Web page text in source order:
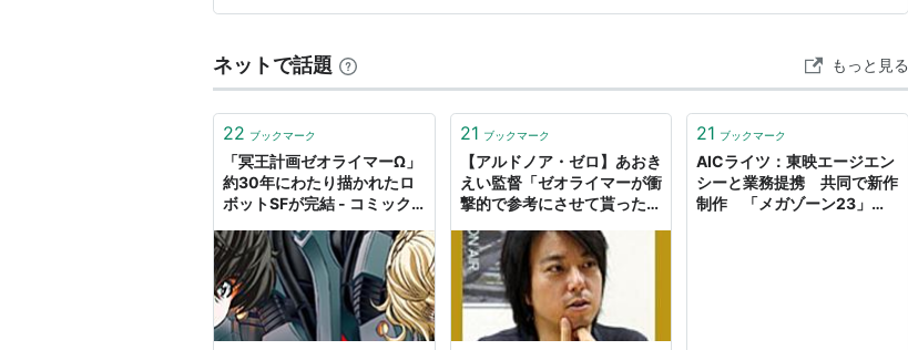
色…
ネットで話題 もっと見る
22 ブックマーク
「冥王計画ゼオライマーΩ」
約30年にわたり描かれたロ
ボットSFが完結 - コミック
21 ブックマーク
【アルドノア・ゼロ】あおき
えい監督「ゼオライマーが衝
撃的で参考にさせて貰った」
て大きなバトルシーンがあ
る」「2クール目は現在シナ
リオを構想中」 : ろぼ速VIP
21 ブックマーク
AICライツ：東映エージエン
シーと業務提携 共同で新作
制作 「メガゾーン23」